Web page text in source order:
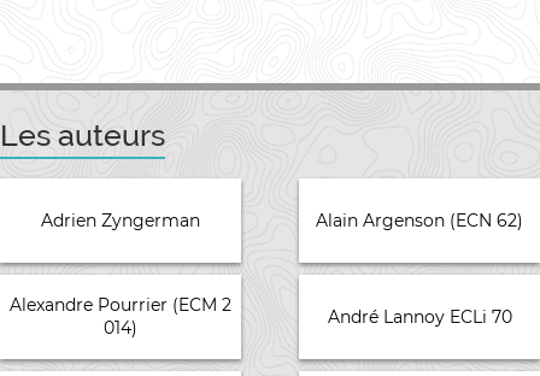
Les auteurs
Adrien Zyngerman Alain Argenson (ECN 62)
Alexandre Pourrier (ECM 2
014)
André Lannoy ECLi 70